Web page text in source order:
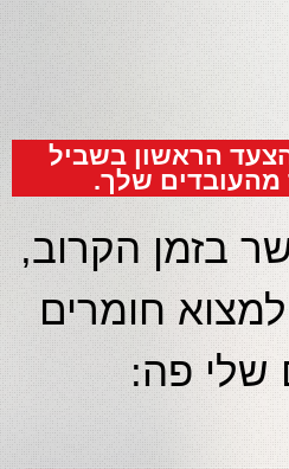
הראשון בשביל
מהעובדים שלך.
בזמן הקרוב,
למצוא חומרים
שלי פה: